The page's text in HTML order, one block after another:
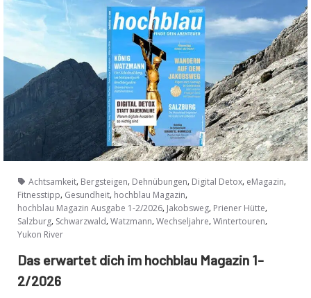
Achtsamkeit, Bergsteigen, Dehnübungen, Digital Detox, eMagazin,
Fitnesstipp, Gesundheit, hochblau Magazin,
hochblau Magazin Ausgabe 1-2/2026, Jakobsweg, Priener Hütte,
Salzburg, Schwarzwald, Watzmann, Wechseljahre, Wintertouren,
Yukon River
Das erwartet dich im hochblau Magazin 1-
2/2026